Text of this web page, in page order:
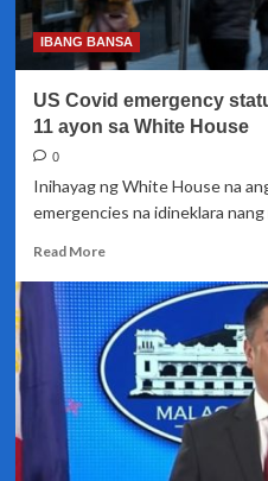
dahil
sa
COVID-
inalis
na
IBANG BANSA
US Covid emergency
11 ayon sa White House
0
Inihayag ng White House na
emergencies na idineklara nang
Read MoreRead
about
US
Covid
emergency
status,
matatapos
na